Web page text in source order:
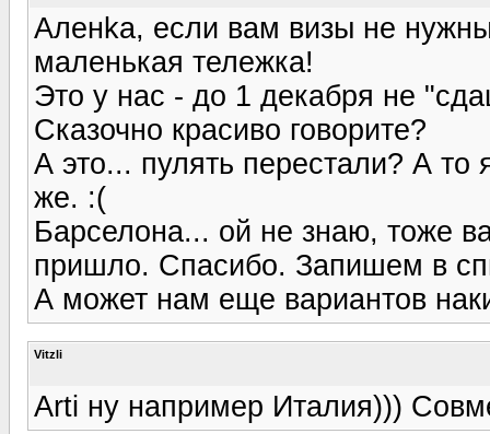
Аленka, если вам визы не
маленькая тележка!
Это у нас - до 1 декабря не
Сказочно красиво говорите?
А это... пулять перестали? А
же. :(
Барселона... ой не знаю, тоже
пришло. Спасибо. Запишем в
А может нам еще вариантов
Vitzli
Arti ну например Италия)))